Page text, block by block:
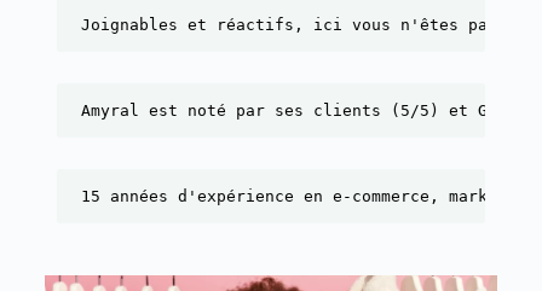
Joignables et réactifs, ici vous n'êtes pas un
Amyral est noté par ses clients (5/5) et Google
15 années d'expérience en e-commerce,